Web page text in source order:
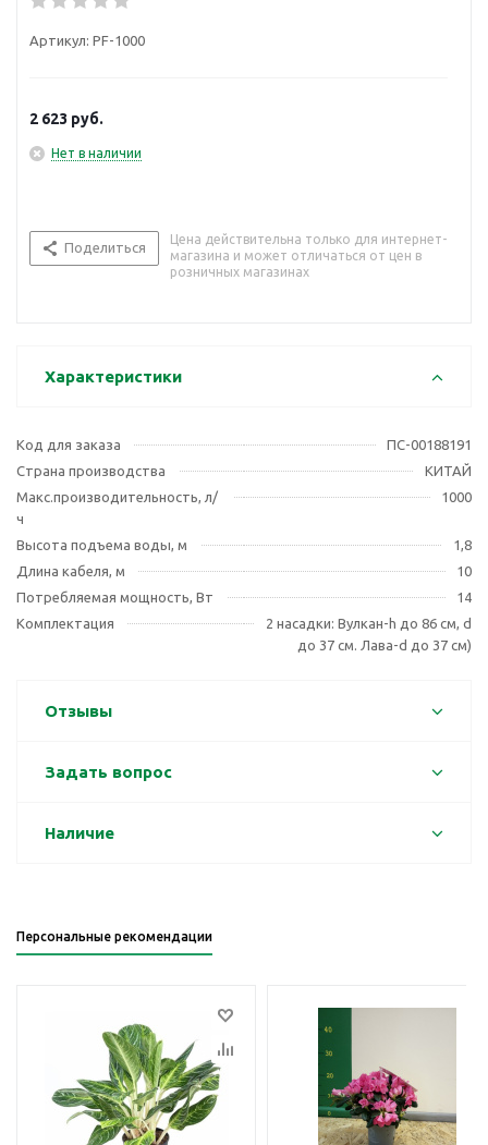
Артикул: PF-1000
2 623 руб.
Нет в наличии
Поделиться
Цена действительна только для интернет-
магазина и может отличаться от цен в
розничных магазинах
Характеристики
Код для заказа
ПС-00188191
Страна производства
КИТАЙ
Макс.производительность, л/
ч
1000
Высота подъема воды, м
1,8
Длина кабеля, м
10
Потребляемая мощность, Вт
14
Комплектация
2 насадки: Вулкан-h до 86 см, d
до 37 см. Лава-d до 37 см)
Отзывы
Задать вопрос
Наличие
Персональные рекомендации